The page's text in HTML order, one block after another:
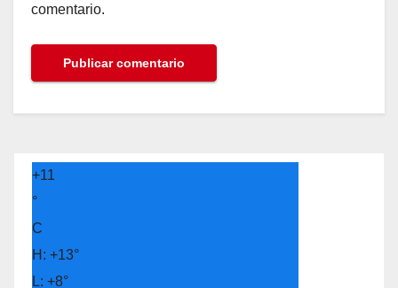
comentario.
+11
°
C
H: +13°
L: +8°